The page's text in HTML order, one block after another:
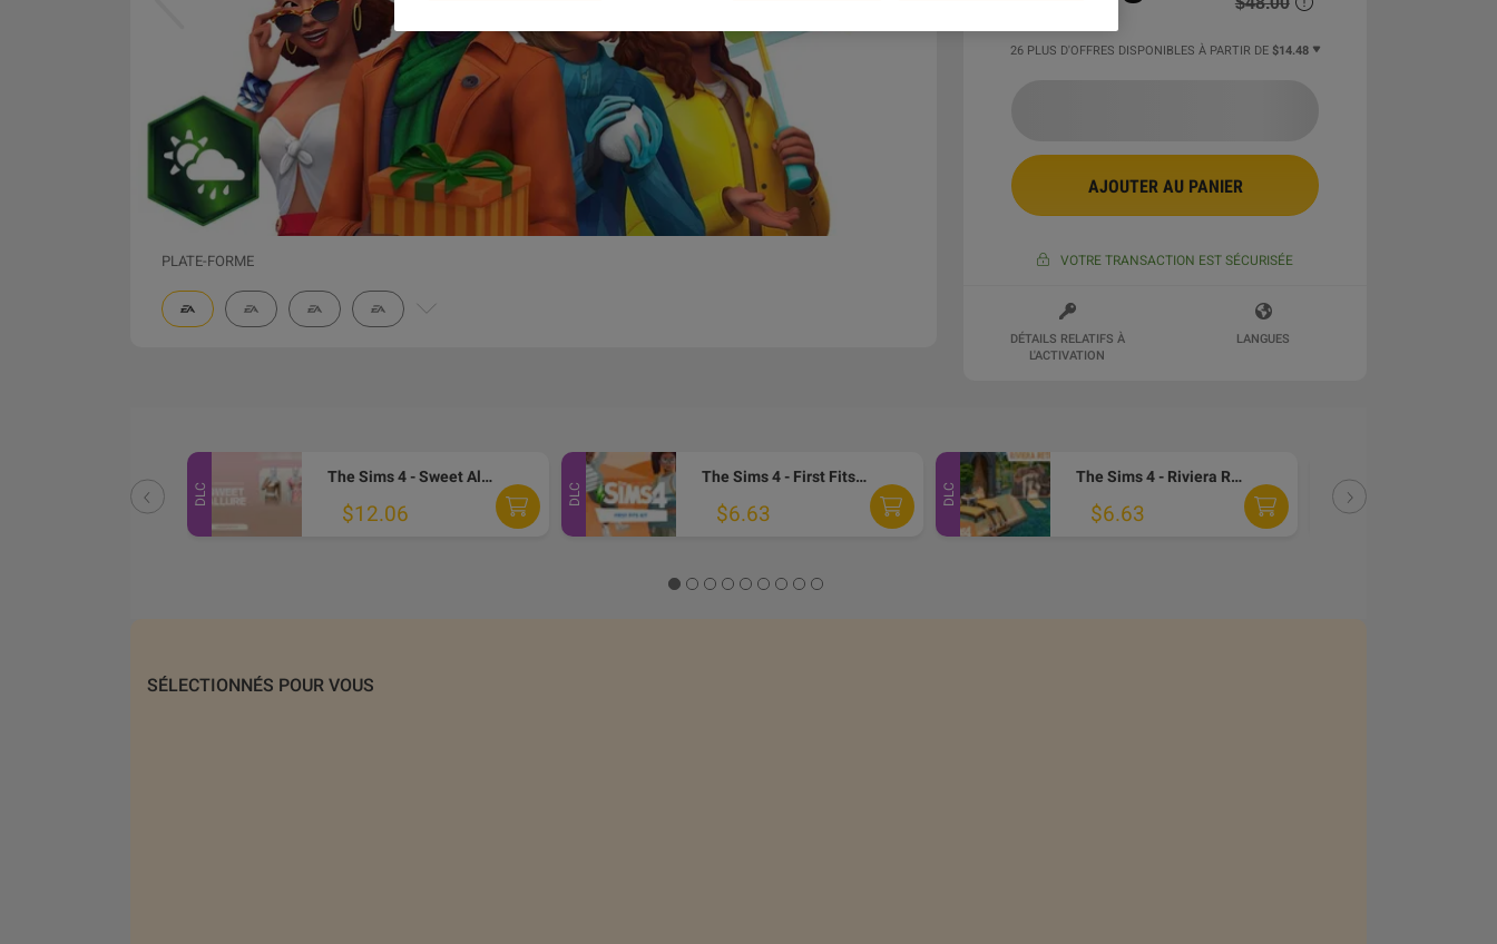
PLATE-FORME
26 PLUS D'OFFRES DISPONIBLES À PARTIR DE $14.48
AJOUTER AU PANIER
VOTRE TRANSACTION EST SÉCURISÉE
DÉTAILS RELATIFS À
L'ACTIVATION
LANGUES
DLC
The Sims 4 - Sweet Allure Kit DLC PC EA App CD Key
$12.06
DLC
The Sims 4 - First Fits Kit DLC EA App CD Key
$6.63
DLC
The Sims 4 - Riviera Retreat Kit DLC PC EA App CD Key
$6.63
SÉLECTIONNÉS POUR VOUS